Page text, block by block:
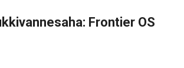
Frontier OS